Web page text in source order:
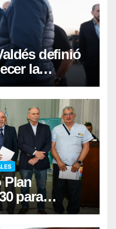
definió
la
Plan
para
de órganos